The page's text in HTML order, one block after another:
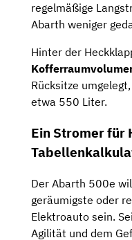
regelmäßige
Abarth weniger
Hinter der
Rücksitze
etwa 550 Liter.
Ein Stromer für
Der Abarth 500e
geräumigste oder
Elektroauto sein.
Agilität und dem